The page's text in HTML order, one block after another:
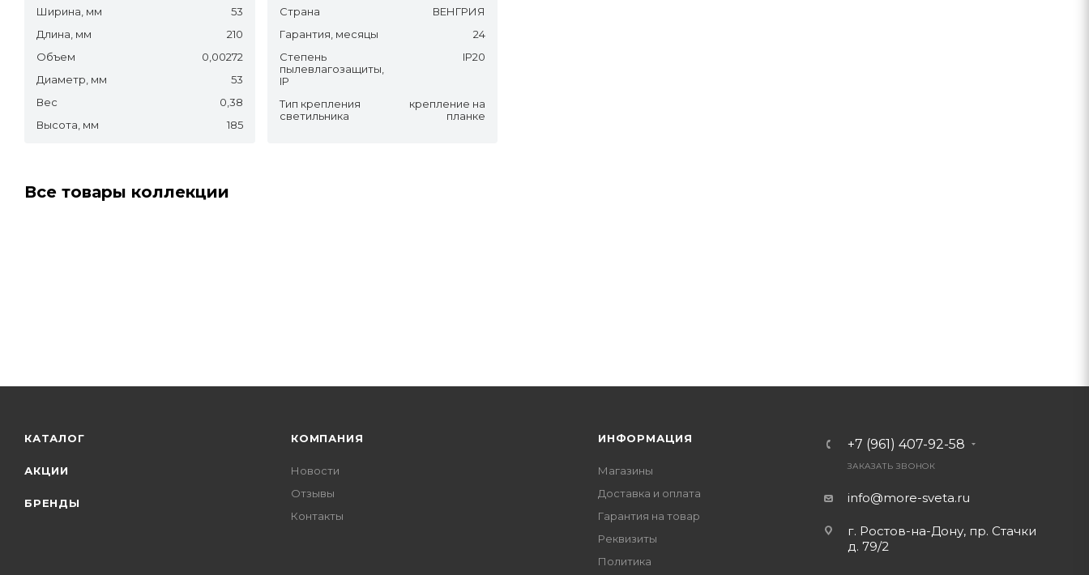
Ширина, мм
53
Длина, мм
210
Объем
0,00272
Диаметр, мм
53
Вес
0,38
Высота, мм
185
Страна
ВЕНГРИЯ
Гарантия, месяцы
24
Степень
пылевлагозащиты,
IP
IP20
Тип крепления
светильника
крепление на
планке
Все товары коллекции
КАТАЛОГ
АКЦИИ
БРЕНДЫ
КОМПАНИЯ
Новости
Отзывы
Контакты
ИНФОРМАЦИЯ
Магазины
Доставка и оплата
Гарантия на товар
Реквизиты
Политика
+7 (961) 407-92-58
ЗАКАЗАТЬ ЗВОНОК
info@more-sveta.ru
г. Ростов-на-Дону, пр. Стачки
д. 79/2